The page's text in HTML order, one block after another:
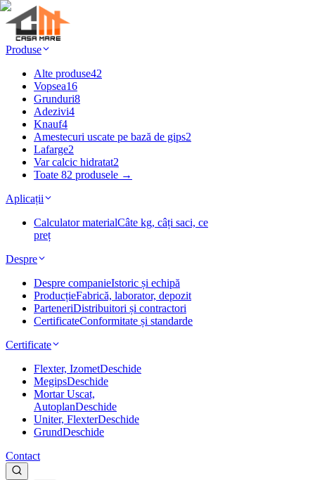
Produse
Alte produse42
Vopsea16
Grunduri8
Adezivi4
Knauf4
Amestecuri uscate pe bază de gips2
Lafarge2
Var calcic hidratat2
Toate 82 produsele →
Aplicații
Calculator materialCâte kg, câți saci, ce
preț
Despre
Despre companieIstoric și echipă
ProducțieFabrică, laborator, depozit
ParteneriDistribuitori și contractori
CertificateConformitate și standarde
Certificate
Flexter, IzometDeschide
MegipsDeschide
Mortar Uscat,
AutoplanDeschide
Uniter, FlexterDeschide
GrundDeschide
Contact